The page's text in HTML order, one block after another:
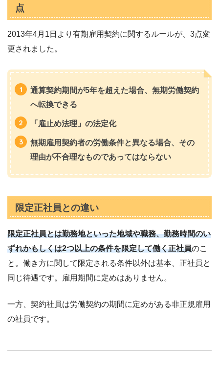
点
2013年4月1日より有期雇用契約に関するルールが、3点変
更されました。
通算契約期間が5年を超えた場合、無期労働契約
へ転換できる
「雇止め法理」の法定化
無期雇用契約者の労働条件と異なる場合、その
理由が不合理なものであってはならない
限定正社員との違い
限定正社員とは勤務地といった地域や職務、勤務時間のい
ずれかもしくは2つ以上の条件を限定して働く正社員のこ
と。働き方に関して限定される条件以外は基本、正社員と
同じ待遇です。雇用期間に定めはありません。
一方、契約社員は労働契約の期間に定めがある非正規雇用
の社員です。